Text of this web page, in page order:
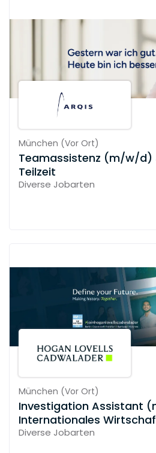
München (Vor Ort)
Teamassistenz (m/w/d)
Teilzeit
Diverse Jobarten
München (Vor Ort)
Investigation Assistant
Internationales
Diverse Jobarten